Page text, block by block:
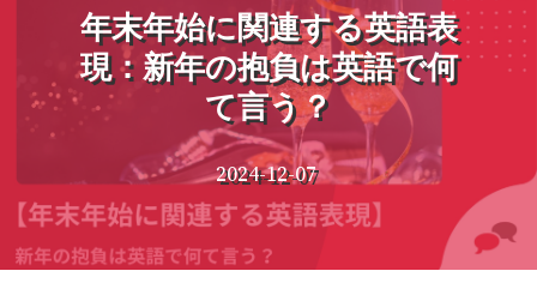
年末年始に関連する英語表
現：新年の抱負は英語で何
て言う？
2024-12-07